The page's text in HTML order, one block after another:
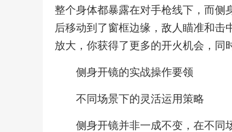
整个身体都暴露在对手枪线下，而侧
后移动到了窗框边缘，敌人瞄准和击
放大，你获得了更多的开火机会，同
侧身开镜的实战操作要领
不同场景下的灵活运用策略
侧身开镜并非一成不变，在不同